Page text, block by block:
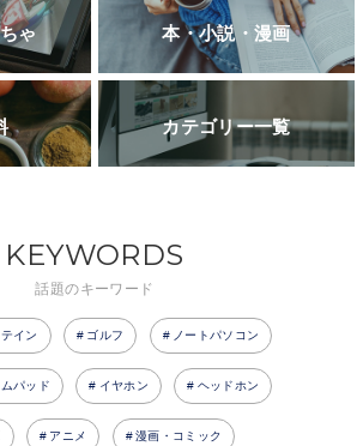
ゃ 本・小説・漫画
カテゴリー一覧
KEYWORDS
話題のキーワード
イン ゴルフ ノートパソコン
パッド イヤホン ヘッドホン
アニメ 漫画・コミック